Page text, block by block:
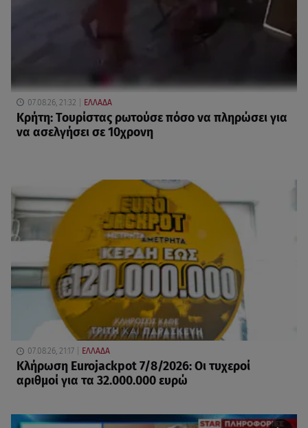
07.08.26, 21:32 ΕΛΛΑΔΑ
Κρήτη: Τουρίστας ρωτούσε πόσο να πληρώσει για
να ασελγήσει σε 10χρονη
07.08.26, 21:17 ΕΛΛΑΔΑ
Κλήρωση Eurojackpot 7/8/2026: Οι τυχεροί
αριθμοί για τα 32.000.000 ευρώ